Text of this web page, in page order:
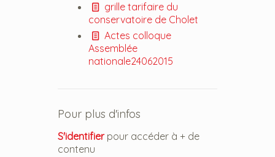
grille tarifaire du
conservatoire de Cholet
Actes colloque
Assemblée
nationale24062015
Pour plus d'infos
S'identifierpour accéder à + de
contenu